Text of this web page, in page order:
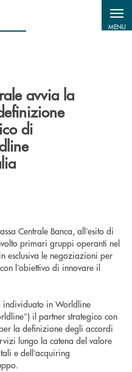
MENU
avvia la
di
Centrale Banca, all’esito di
primari gruppi operanti nel
esclusiva le negoziazioni per
l’obiettivo di innovare il
individuato in Worldline
il partner strategico con
la definizione degli accordi
lungo la catena del valore
e dell’acquiring